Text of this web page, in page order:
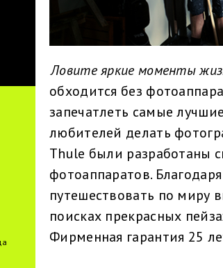
Ловите яркие моменты
обходится без
запечатлеть самые
любителей делать
Thule были разработаны
фотоаппаратов.
путешествовать по миру
поисках прекрасных
Фирменная гарантия 25